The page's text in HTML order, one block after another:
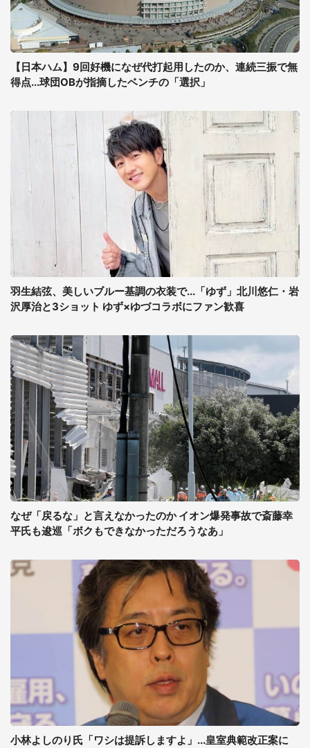
【日本ハム】9回好機になぜ代打起用したのか、連続三振で無
得点...球団OBが指摘したベンチの「選択」
羽生結弦、美しいブルー基調の衣装で...「ゆず」北川悠仁・岩
沢厚治と3ショット ゆず×ゆづコラボにファン歓喜
なぜ「戻るな」と言えなかったのか イオン爆発事故で斎藤幸
平氏も逡巡「ボクもできなかっただろうなあ」
小林よしのり氏「ワシは提訴しますよ」...皇室典範改正案に